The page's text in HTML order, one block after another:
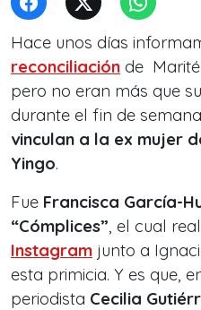
Hace unos días
reconciliación de
pero no eran más que
durante el fin de
vinculan a la ex mujer
Yingo.
Fue Francisca García-
“Cómplices”, el cual
Instagram junto a
esta primicia. Y es que,
periodista Cecilia